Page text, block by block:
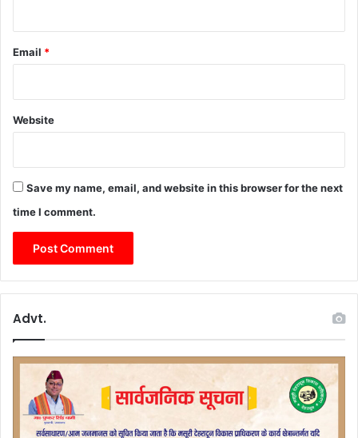
Email *
Website
Save my name, email, and website in this browser for the next
time I comment.
Advt.